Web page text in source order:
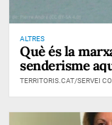
ALTRES
Què és la
senderisme
TERRITORIS.CAT/SERVEI